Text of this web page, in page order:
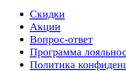
Скидки
Акции
Вопрос-ответ
Программа
Политика